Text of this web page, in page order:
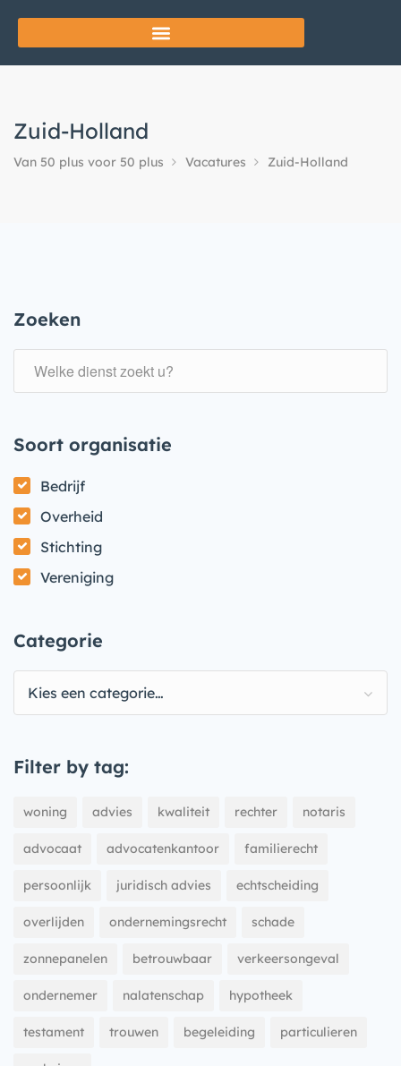
Zuid-Holland
Van 50 plus voor 50 plus Vacatures Zuid-Holland
Zoeken
Soort organisatie
Bedrijf
Overheid
Stichting
Vereniging
Categorie
Kies een categorie…
Filter by tag:
woning advies kwaliteit rechter notaris
advocaat advocatenkantoor familierecht
persoonlijk juridisch advies echtscheiding
overlijden ondernemingsrecht schade
zonnepanelen betrouwbaar verkeersongeval
ondernemer nalatenschap hypotheek
testament trouwen begeleiding particulieren